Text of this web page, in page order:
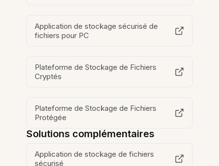
Application de stockage sécurisé de
fichiers pour PC
Plateforme de Stockage de Fichiers
Cryptés
Plateforme de Stockage de Fichiers
Protégée
Solutions complémentaires
Application de stockage de fichiers
sécurisé